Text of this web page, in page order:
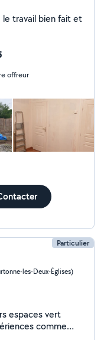
le travail bien fait et
un autre offreur
Particulier
les-Deux-Églises)
espaces vert
comme